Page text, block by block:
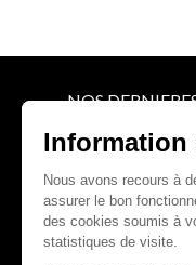
NOS
Le joug léger
Pour une
collectivités Le
culture du Sénat